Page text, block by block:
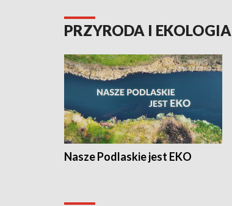
PRZYRODA I EKOLOGIA
Nasze Podlaskie jest EKO